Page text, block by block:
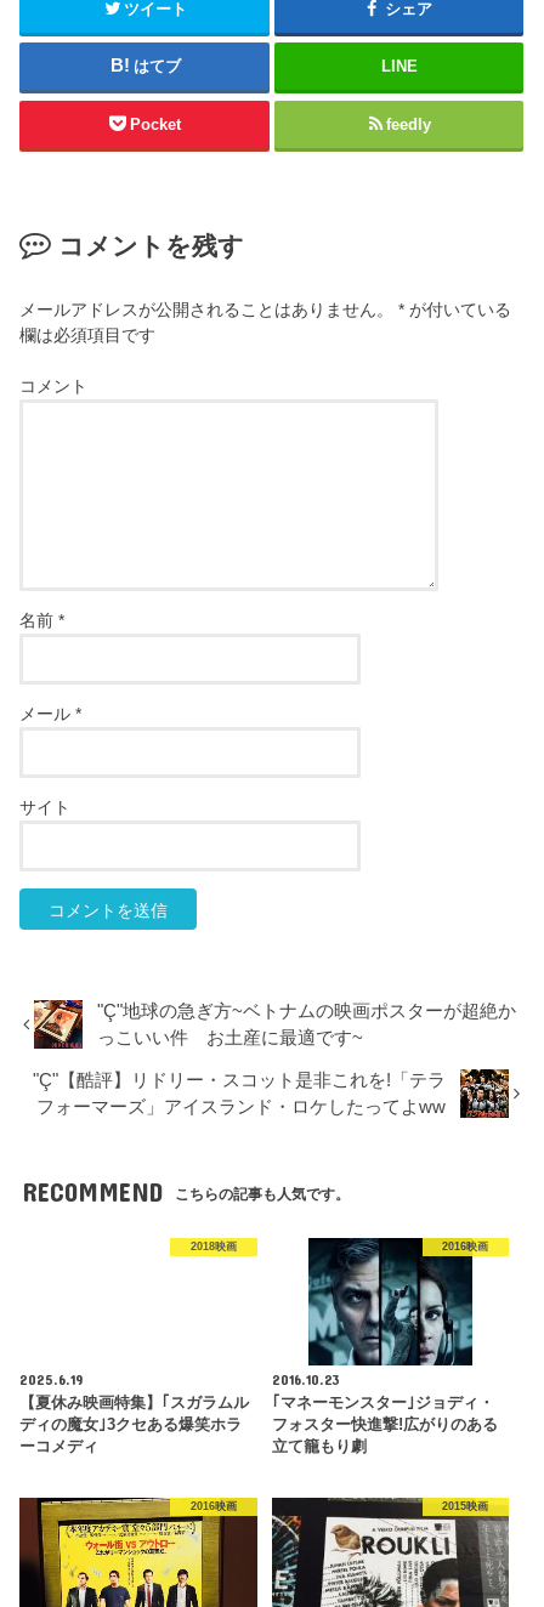
ツイート シェア
はてブ LINE
Pocket feedly
コメントを残す
メールアドレスが公開されることはありません。 * が付いている
欄は必須項目です
コメント
名前*
メール*
サイト
"Ç"地球の急ぎ方~ベトナムの映画ポスターが超絶か
っこいい件 お土産に最適です~
"Ç"【酷評】リドリー・スコット是非これを!「テラ
フォーマーズ」アイスランド・ロケしたってよww
RECOMMEND こちらの記事も人気です。
2018映画
2025.6.19
【夏休み映画特集】｢スガラムル
ディの魔女｣3クセある爆笑ホラ
ーコメディ
2016映画
2016.10.23
｢マネーモンスター｣ジョディ・
フォスター快進撃!広がりのある
立て籠もり劇
2016映画 2015映画